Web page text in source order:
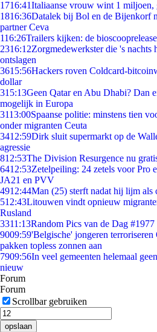
1716:41Italiaanse vrouw wint 1 miljoen,
1816:36Datalek bij Bol en de Bijenkorf
partner Ceva
116:26Trailers kijken: de
2316:12Zorgmedewerkster die 's nachts
ontslagen
3615:56Hackers roven Coldcard-
dollar
315:13Geen Qatar en Abu Dhabi? Dan
mogelijk in Europa
3113:00Spaanse politie: minstens tien
onder migranten Ceuta
3412:59Dirk sluit supermarkt op de
agressie
812:53The Division Resurgence nu
6412:53Zetelpeiling: 24 zetels voor Pro
JA21 en PVV
4912:44Man (25) sterft nadat hij lijm als
512:43Litouwen vindt opnieuw
Rusland
3311:13Random Pics van de Dag #1977
9009:59'Belgische' jongeren
pakken topless zonnen aan
7909:56In veel gemeenten helemaal
nieuw
Forum
Forum
Scrollbar gebruiken
opslaan